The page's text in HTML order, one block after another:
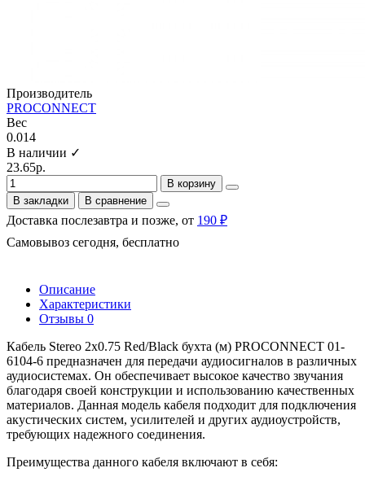
Производитель
PROCONNECT
Вес
0.014
В наличии ✓
23.65р.
В корзину
В закладки
В сравнение
Доставка послезавтра и позже, от 190 ₽
Самовывоз сегодня, бесплатно
Описание
Характеристики
Отзывы 0
Кабель Stereo 2х0.75 Red/Black бухта (м) PROCONNECT 01-
6104-6 предназначен для передачи аудиосигналов в различных
аудиосистемах. Он обеспечивает высокое качество звучания
благодаря своей конструкции и использованию качественных
материалов. Данная модель кабеля подходит для подключения
акустических систем, усилителей и других аудиоустройств,
требующих надежного соединения.
Преимущества данного кабеля включают в себя: